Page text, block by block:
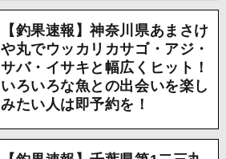
【釣果速報】神奈川県あまさけ
や丸でウッカリカサゴ・アジ・
サバ・イサキと幅広くヒット！
いろいろな魚との出会いを楽し
みたい人は即予約を！